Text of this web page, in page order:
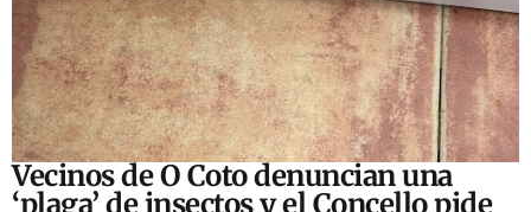
Vecinos de O Coto denuncian una